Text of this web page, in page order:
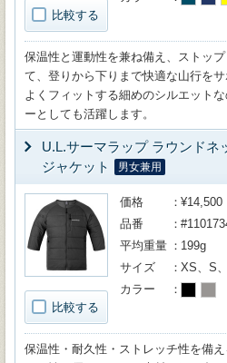
比較する
保温性と運動性を兼ね備え、ストッ
て、登りから下りまで快適な山行を
よくフィットする細めのシルエット
ーとしても活躍します。
U.L.サーマラップ ラウンドネ
ジャケット
男女兼用
比較する
価格
¥14,500
品番
平均重量
199g
サイズ
XS、S
カラー
保温性・耐久性・ストレッチ性を備